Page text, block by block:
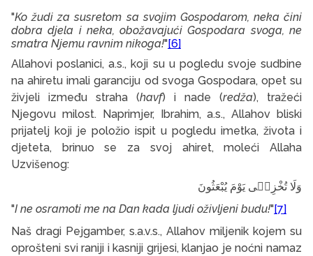
"Ko žudi za susretom sa svojim Gospodarom, neka čini
dobra djela i neka, obožavajući Gospodara svoga, ne
smatra Njemu ravnim nikoga!"[6]
Allahovi poslanici, a.s., koji su u pogledu svoje sudbine
na ahiretu imali garanciju od svoga Gospodara, opet su
živjeli između straha (havf) i nade (redža), tražeći
Njegovu milost. Naprimjer, Ibrahim, a.s., Allahov bliski
prijatelj koji je položio ispit u pogledu imetka, života i
djeteta, brinuo se za svoj ahiret, moleći Allaha
Uzvišenog:
وَلَا تُخْزِن۪ى يَوْمَ يُبْعَثُونَ
"I ne osramoti me na Dan kada ljudi oživljeni budu!"[7]
Naš dragi Pejgamber, s.a.v.s., Allahov miljenik kojem su
oprošteni svi raniji i kasniji grijesi, klanjao je noćni namaz